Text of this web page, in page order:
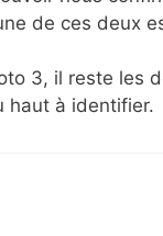
de ces deux
3, il reste les
haut à identifier.